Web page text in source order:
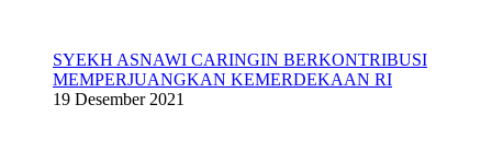
SYEKH ASNAWI CARINGIN BERKONTRIBUSI
MEMPERJUANGKAN KEMERDEKAAN RI
19 Desember 2021